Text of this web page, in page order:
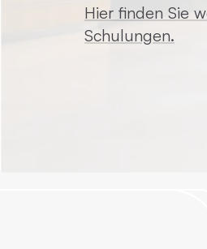
Hier finden Sie
Schulungen.